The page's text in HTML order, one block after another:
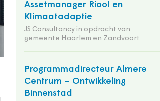
Assetmanager Riool en
Klimaatadaptie
JS Consultancy in opdracht van
gemeente Haarlem en Zandvoort
Programmadirecteur Almere
Centrum – Ontwikkeling
Binnenstad